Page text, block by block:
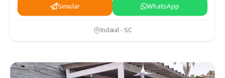
Simular WhatsApp
Indaial - SC